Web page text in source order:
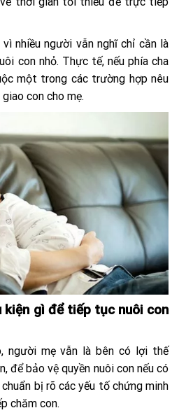
nhiều người vẫn nghĩ chỉ cần là
con nhỏ. Thực tế, nếu phía cha
một trong các trường hợp nêu
con cho mẹ.
kiện gì để tiếp tục nuôi con
người mẹ vẫn là bên có lợi thế
để bảo vệ quyền nuôi con nếu có
bị rõ các yếu tố chứng minh
chăm con.